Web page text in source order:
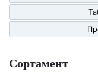
Сортамент